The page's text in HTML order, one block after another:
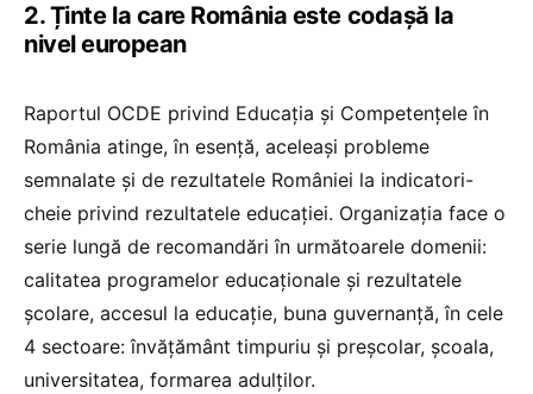
2. Ținte la care România este codașă la
nivel european
Raportul OCDE privind Educația și Competențele în
România atinge, în esență, aceleași probleme
semnalate și de rezultatele României la indicatori-
cheie privind rezultatele educației. Organizația face o
serie lungă de recomandări în următoarele domenii:
calitatea programelor educaționale și rezultatele
școlare, accesul la educație, buna guvernanță, în cele
4 sectoare: învățământ timpuriu și preșcolar, școala,
universitatea, formarea adulților.